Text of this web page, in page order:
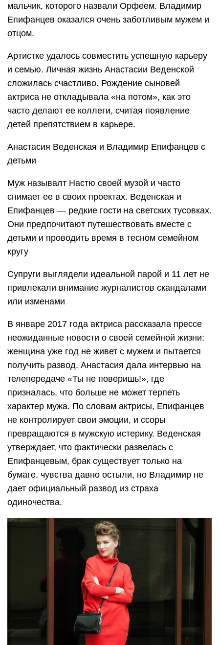
мальчик, которого назвали Орфеем. Владимир
Епифанцев оказался очень заботливым мужем и
отцом.
Артистке удалось совместить успешную карьеру
и семью. Личная жизнь Анастасии Веденской
сложилась счастливо. Рождение сыновей
актриса не откладывала «на потом», как это
часто делают ее коллеги, считая появление
детей препятствием в карьере.
Анастасия Веденская и Владимир Епифанцев с
детьми
Муж называлт Настю своей музой и часто
снимает ее в своих проектах. Веденская и
Епифанцев — редкие гости на светских тусовках.
Они предпочитают путешествовать вместе с
детьми и проводить время в тесном семейном
кругу
Супруги выглядели идеальной парой и 11 лет не
привлекали внимание журналистов скандалами
или изменами
В январе 2017 года актриса рассказала прессе
неожиданные новости о своей семейной жизни:
женщина уже год не живет с мужем и пытается
получить развод. Анастасия дала интервью на
телепередаче «Ты не поверишь!», где
призналась, что больше не может терпеть
характер мужа. По словам актрисы, Епифанцев
не контролирует свои эмоции, и ссоры
превращаются в мужскую истерику. Веденская
утверждает, что фактически развелась с
Епифанцевым, брак существует только на
бумаге, чувства давно остыли, но Владимир не
дает официальный развод из страха
одиночества.